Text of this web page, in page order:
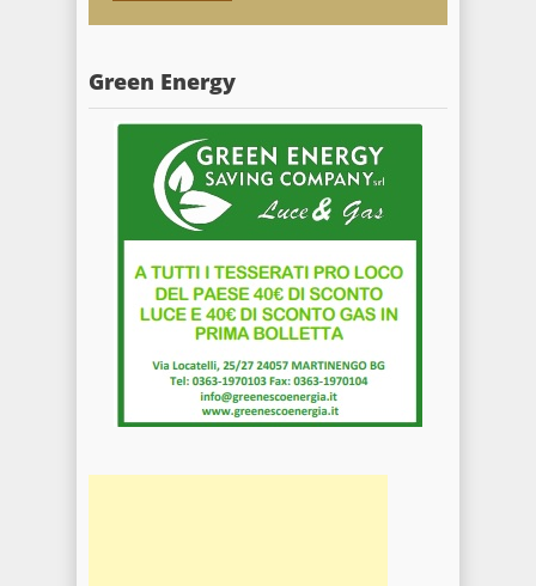
Green Energy